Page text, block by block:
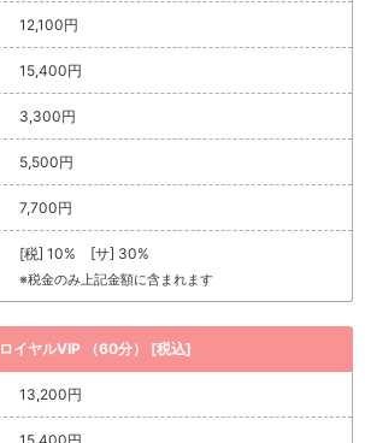
12,100円
15,400円
3,300円
5,500円
7,700円
[税] 10% [サ] 30%
※税金のみ上記金額に含まれます
ロイヤルVIP （60分） [税込]
13,200円